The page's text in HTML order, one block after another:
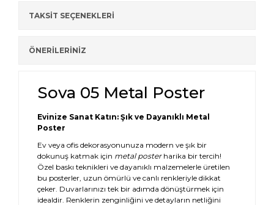
TAKSİT SEÇENEKLERİ
ÖNERİLERİNİZ
Sova 05 Metal Poster
Evinize Sanat Katın: Şık ve Dayanıklı Metal
Poster
Ev veya ofis dekorasyonunuza modern ve şık bir
dokunuş katmak için metal posterharika bir tercih!
Özel baskı teknikleri ve dayanıklı malzemelerle üretilen
bu posterler, uzun ömürlü ve canlı renkleriyle dikkat
çeker. Duvarlarınızı tek bir adımda dönüştürmek için
idealdir. Renklerin zenginliğini ve detayların netliğini